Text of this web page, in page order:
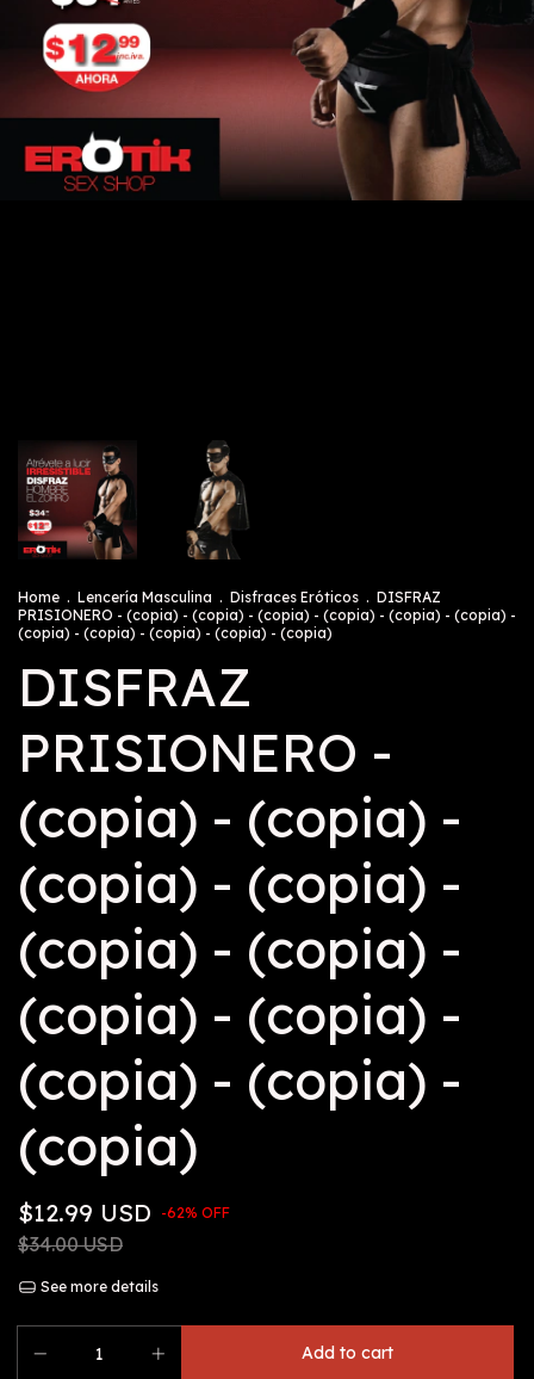
Home . Lencería Masculina . Disfraces Eróticos . DISFRAZ
PRISIONERO - (copia) - (copia) - (copia) - (copia) - (copia) - (copia) -
(copia) - (copia) - (copia) - (copia) - (copia)
DISFRAZ
PRISIONERO -
(copia) - (copia) -
(copia) - (copia) -
(copia) - (copia) -
(copia) - (copia) -
(copia) - (copia) -
(copia)
$12.99 USD -62% OFF
$34.00 USD
See more details